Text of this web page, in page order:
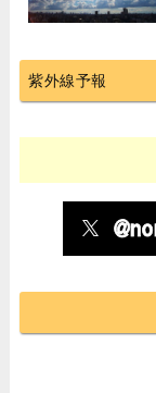
紫外線予報